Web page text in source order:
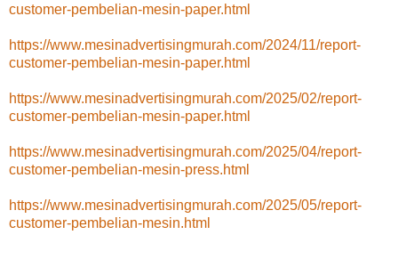
customer-pembelian-mesin-paper.html
https://www.mesinadvertisingmurah.com/2024/11/report-
customer-pembelian-mesin-paper.html
https://www.mesinadvertisingmurah.com/2025/02/report-
customer-pembelian-mesin-paper.html
https://www.mesinadvertisingmurah.com/2025/04/report-
customer-pembelian-mesin-press.html
https://www.mesinadvertisingmurah.com/2025/05/report-
customer-pembelian-mesin.html